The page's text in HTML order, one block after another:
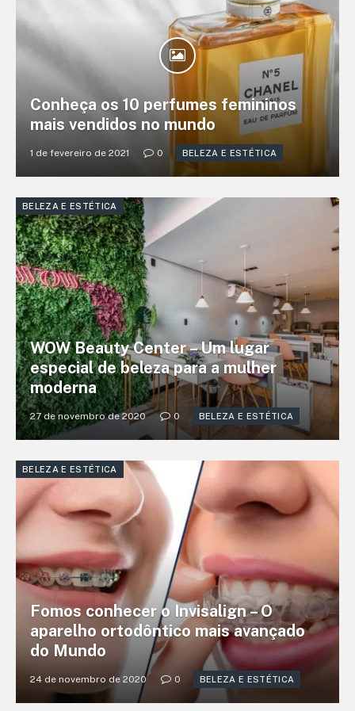
Conheça os 10 perfumes femininos
mais vendidos no mundo
1 de fevereiro de 2021 0 BELEZA E ESTÉTICA
BELEZA E ESTÉTICA
WOW Beauty Center – Um lugar
especial de beleza para a mulher
moderna
27 de novembro de 2020 0 BELEZA E ESTÉTICA
BELEZA E ESTÉTICA
Fomos conhecer o Invisalign – O
aparelho ortodôntico mais avançado
do Mundo
24 de novembro de 2020 0 BELEZA E ESTÉTICA